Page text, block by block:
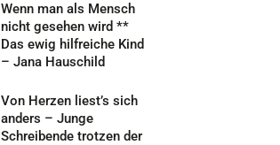
Wenn man als Mensch
nicht gesehen wird **
Das ewig hilfreiche Kind
– Jana Hauschild
Von Herzen liest’s sich
anders – Junge
Schreibende trotzen der